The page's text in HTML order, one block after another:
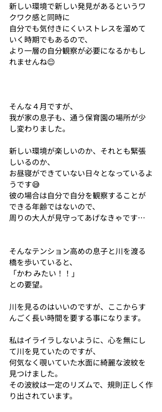
新しい環境で新しい発見があるというワ
クワク感と同時に
自分でも気付きにくいストレスを溜めて
いく時期でもあるので、
より一層の自分観察が必要になるかもし
れませんね😌
そんな４月ですが、
我が家の息子も、通う保育園の場所が少
し変わりました。
新しい環境が楽しいのか、それとも緊張
しいるのか、
お昼寝ができていない日々となっているよ
うです😅
彼の場合は自分で自分を観察することが
できる年齢ではないので、
周りの大人が見守ってあげなきゃです…
そんなテンション高めの息子と川を渡る
橋を歩いていると、
「かわ みたい！！」
との要望。
川を見るのはいいのですが、ここからす
んごく長い時間を要する事になります。
私はイライラしないように、心を無にし
て川を見ていたのですが、
何気なく覗いていた水面に綺麗な波紋を
見つけました。
その波紋は一定のリズムで、規則正しく作
り出されています。